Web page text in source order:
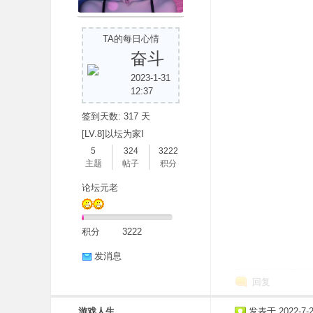
TA的每日心情
奋斗
2023-1-31
12:37
签到天数: 317 天
[LV.8]以坛为家I
5
主题
324
帖子
3222
积分
论坛元老
积分 3222
发消息
回复